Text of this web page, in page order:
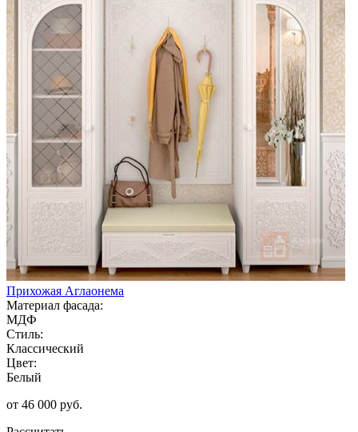
Прихожая Аглаонема
Материал фасада:
МДФ
Стиль:
Классический
Цвет:
Белый
от 46 000 руб.